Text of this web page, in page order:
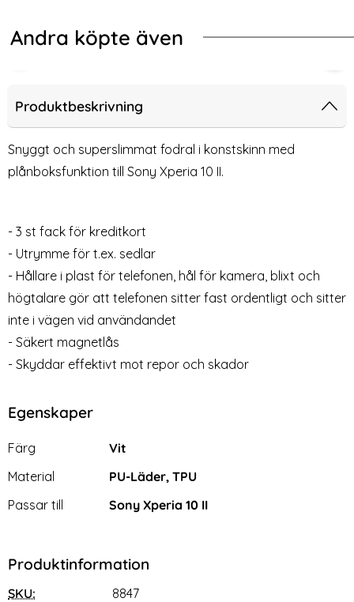
Andra köpte även
Blå (Ljus Blå)
A17 4G/5G Fodral I Äkta Läder - Välj Färg! (Svart)
Sony Xperia 10 II -
Plånboksfodral I Äkta Läder -
Vit (Vit)
Art. nr 9418
rea pris
59 krtidigare pris
129 kr
Sony Xperia 10 II - Plånboksfodral
Sony Xperia 10 II -
Plånboksfodral - Välj Färg!
Produktbeskrivning
Snyggt och superslimmat fodral i konstskinn med
plånboksfunktion till Sony Xperia 10 II.
- 3 st fack för kreditkort
- Utrymme för t.ex. sedlar
- Hållare i plast för telefonen, hål för kamera, blixt och
högtalare gör att telefonen sitter fast ordentligt och sitter
inte i vägen vid användandet
- Säkert magnetlås
- Skyddar effektivt mot repor och skador
Egenskaper
Egenskaper/attribut för denna produkt
Attribut
Färg
Vit
Material
PU-Läder, TPU
Passar till
Sony Xperia 10 II
Produktinformation
SKU: 8847